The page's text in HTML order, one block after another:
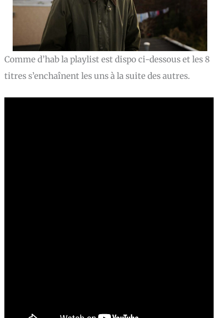
Comme d’hab la playlist est dispo ci-dessous et les 8
titres s’enchaînent les uns à la suite des autres.